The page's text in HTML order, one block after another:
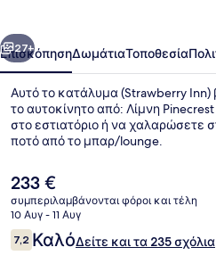
Επόμενο
27+
ΕπισκόπησηΔωμάτιαΤοποθεσία
Αυτό το κατάλυμα (Strawberry Inn)
το αυτοκίνητο από: Λίμνη
στο εστιατόριο ή να χαλαρώσετε
ποτό από το μπαρ/lounge.
Η
τρέχουσα
τιμή
είναι
233 €
233 €
συμπεριλαμβάνονται φόροι και τέλη
10 Αυγ - 11 Αυγ
Σχόλια
7,27,2 στα 10
ΚαλόΔείτε και τα 235 σχόλια